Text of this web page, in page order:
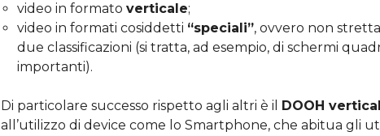
video in formato verticale;
video in formati cosiddetti “speciali”, ovvero non
due classificazioni (si tratta, ad esempio, di schermi
importanti).
Di particolare successo rispetto agli altri è il DOOH
all’utilizzo di device come lo Smartphone, che abitua gli